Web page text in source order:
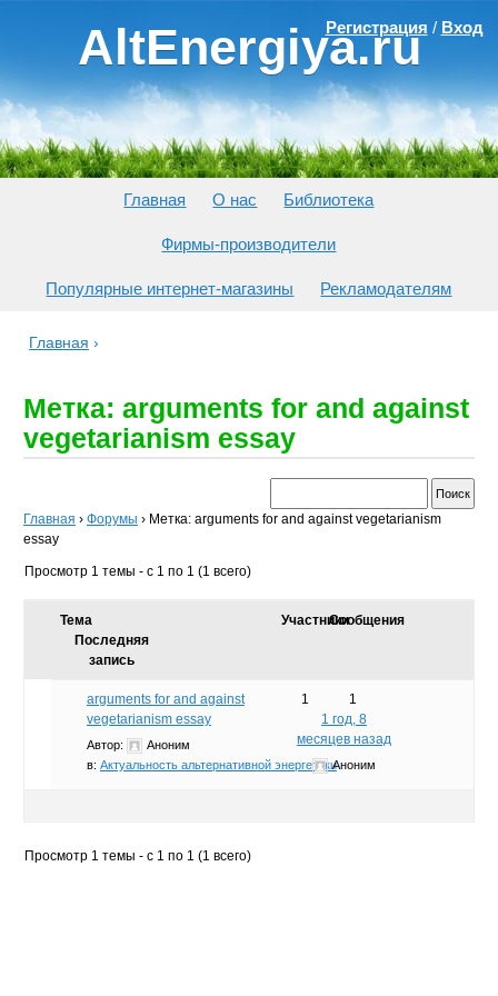
AltEnergiya.ru
Регистрация / Вход
Главная О нас Библиотека
Фирмы-производители
Популярные интернет-магазины Рекламодателям
Главная ›
Метка: arguments for and against
vegetarianism essay
Главная › Форумы › Метка: arguments for and against vegetarianism
essay
Просмотр 1 темы - с 1 по 1 (1 всего)
Тема УчастникиСообщения
Последняя
запись
arguments for and against
vegetarianism essay
Автор:
Аноним
в: Актуальность альтернативной энергетики
1
1
1 год, 8
месяцев назад
Аноним
Просмотр 1 темы - с 1 по 1 (1 всего)